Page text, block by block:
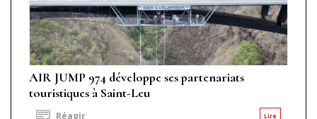
AIR JUMP 974 développe ses partenariats
touristiques à Saint-Leu
Lire
Réagir